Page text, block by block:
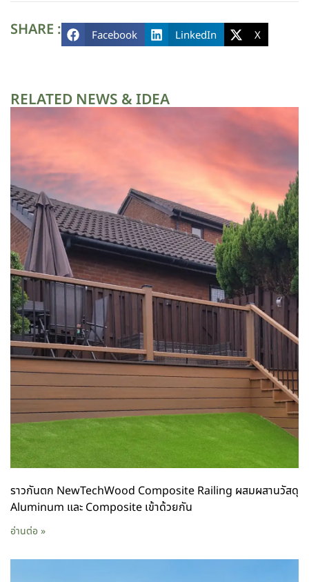
SHARE : Facebook LinkedIn X
RELATED NEWS & IDEA
ราวกันตก NewTechWood Composite Railing ผสมผสานวัสดุ
Aluminum และ Composite เข้าด้วยกัน
อ่านต่อ »